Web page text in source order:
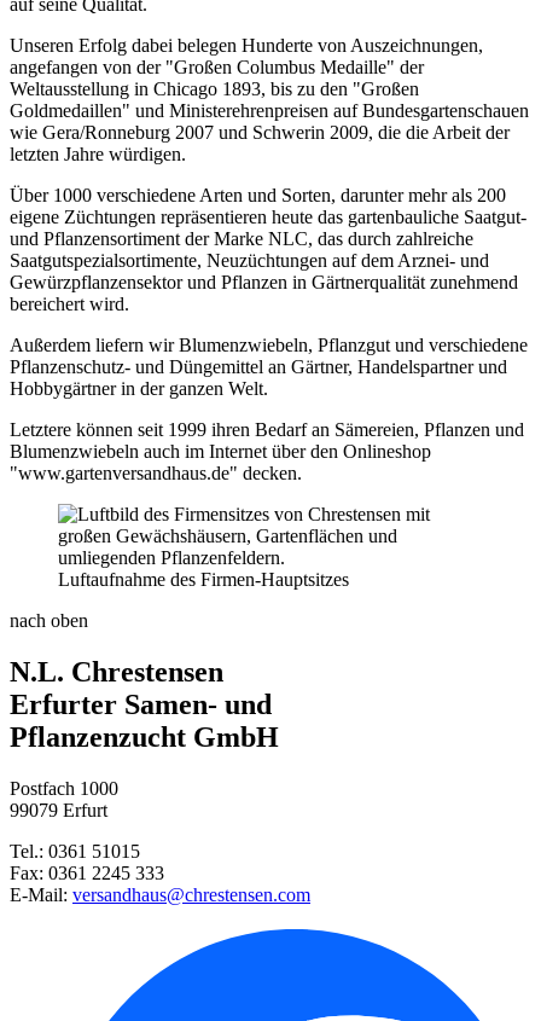
auf seine Qualität.
Unseren Erfolg dabei belegen Hunderte von Auszeichnungen,
angefangen von der "Großen Columbus Medaille" der
Weltausstellung in Chicago 1893, bis zu den "Großen
Goldmedaillen" und Ministerehrenpreisen auf Bundesgartenschauen
wie Gera/Ronneburg 2007 und Schwerin 2009, die die Arbeit der
letzten Jahre würdigen.
Über 1000 verschiedene Arten und Sorten, darunter mehr als 200
eigene Züchtungen repräsentieren heute das gartenbauliche Saatgut-
und Pflanzensortiment der Marke NLC, das durch zahlreiche
Saatgutspezialsortimente, Neuzüchtungen auf dem Arznei- und
Gewürzpflanzensektor und Pflanzen in Gärtnerqualität zunehmend
bereichert wird.
Außerdem liefern wir Blumenzwiebeln, Pflanzgut und verschiedene
Pflanzenschutz- und Düngemittel an Gärtner, Handelspartner und
Hobbygärtner in der ganzen Welt.
Letztere können seit 1999 ihren Bedarf an Sämereien, Pflanzen und
Blumenzwiebeln auch im Internet über den Onlineshop
"www.gartenversandhaus.de" decken.
Luftaufnahme des Firmen-Hauptsitzes
nach oben
N.L. Chrestensen
Erfurter Samen- und
Pflanzenzucht GmbH
Postfach 1000
99079 Erfurt
Tel.: 0361 51015
Fax: 0361 2245 333
E-Mail: versandhaus@chrestensen.com